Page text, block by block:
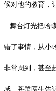
候对他的教育，
舞台灯光把蛤
错了事情，从小
非常周到，甚至
感，苍鹭医生告